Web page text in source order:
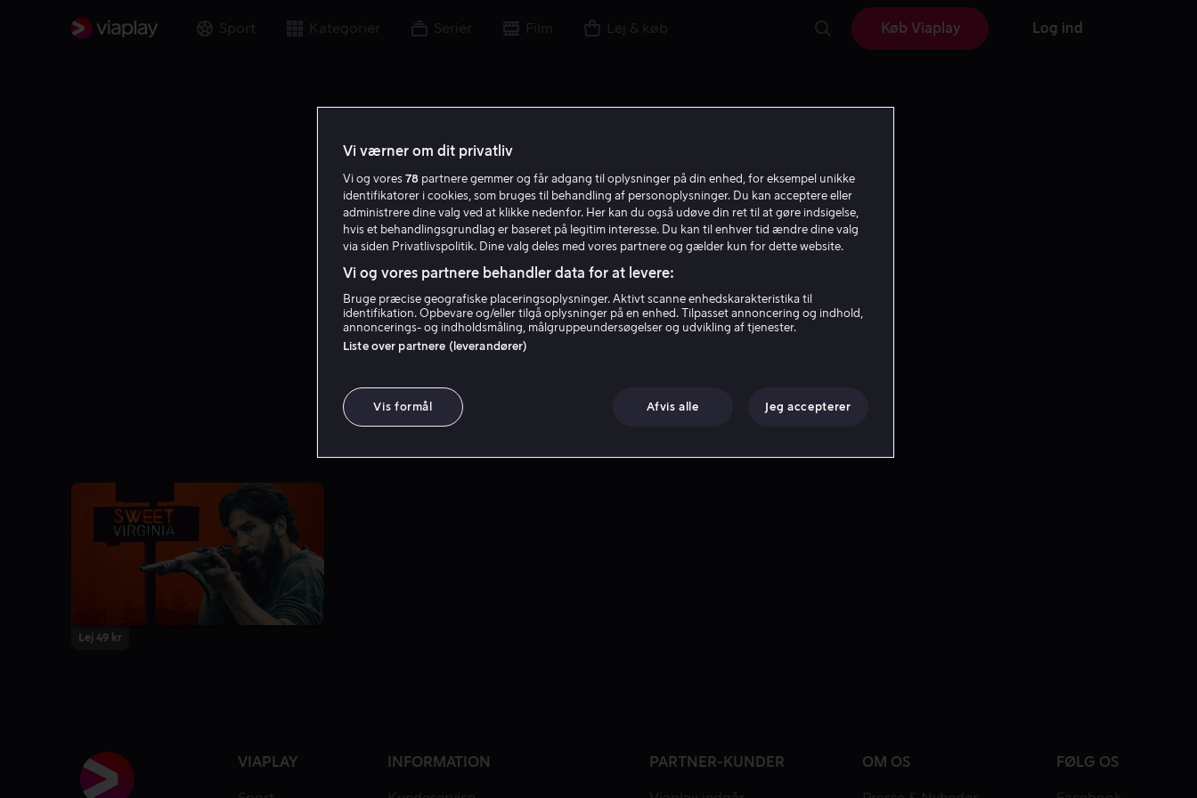
Sport Kategorier Serier Film Lej & køb Køb Viaplay Log ind
Jamie M. Dagg
Lej 49 kr
VIAPLAY INFORMATION PARTNER-KUNDER OM OS FØLG OS
Vi værner om dit privatliv
Vi og vores 78 partnere gemmer og får adgang til oplysninger på din enhed, for eksempel unikke
identifikatorer i cookies, som bruges til behandling af personoplysninger. Du kan acceptere eller
administrere dine valg ved at klikke nedenfor. Her kan du også udøve din ret til at gøre indsigelse,
hvis et behandlingsgrundlag er baseret på legitim interesse. Du kan til enhver tid ændre dine valg
via siden Privatlivspolitik. Dine valg deles med vores partnere og gælder kun for dette website.
Vi og vores partnere behandler data for at levere:
Bruge præcise geografiske placeringsoplysninger. Aktivt scanne enhedskarakteristika til
identifikation. Opbevare og/eller tilgå oplysninger på en enhed. Tilpasset annoncering og indhold,
annoncerings- og indholdsmåling, målgruppeundersøgelser og udvikling af tjenester.
Liste over partnere (leverandører)
Vis formål Afvis alle Jeg accepterer